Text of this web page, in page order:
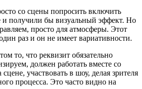
со сцены попросить включить
и получили бы визуальный эффект. Но
просто для атмосферы. Этот
раз и он не имеет вариативности.
то, что реквизит обязательно
должен работать вместе со
участвовать в шоу, делая зрителя
процесса. Это часто видно на